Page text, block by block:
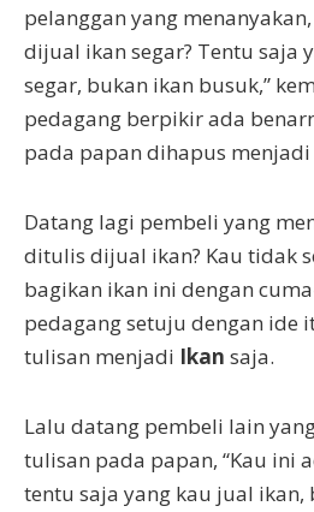
pelanggan yang
dijual ikan segar? Tentu saja
segar, bukan ikan busuk,”
pedagang berpikir ada
pada papan dihapus menjadi
Datang lagi pembeli yang
ditulis dijual ikan? Kau tidak
bagikan ikan ini dengan
pedagang setuju dengan ide
tulisan menjadi Ikan saja.
Lalu datang pembeli lain
tulisan pada papan, “Kau ini
tentu saja yang kau jual ikan,